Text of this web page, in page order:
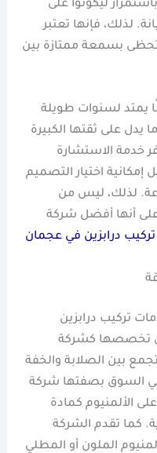
ليكونوا على
لذلك، فإنها تعتبر
تحظى بسمعة ممتازة بين
يمتد لسنوات طويلة
يدل على ثقتها الكبيرة
خدمة الاستشارة
إمكانية اختيار التصميم
لذلك، ليس من
أنها أفضل شركة
درابزين في عجمان
تركيب درابزين
تخصصها كشركة
بين الصلابة والخفة
في السوق بصفتها شركة
الألمنيوم كمادة
كما تقدم الشركة
الملون أو المطلي